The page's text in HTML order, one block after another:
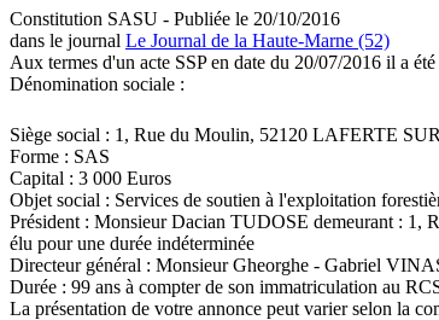
Constitution SASU - Publiée le 20/10/2016
dans le journal Le Journal de la Haute-Marne (52)
Aux termes d'un acte SSP en date du 20/07/2016 il a
Dénomination sociale :
Siège social : 1, Rue du Moulin, 52120 LAFERTE
Forme : SAS
Capital : 3 000 Euros
Objet social : Services de soutien à l'exploitation
Président : Monsieur Dacian TUDOSE demeurant :
élu pour une durée indéterminée
Directeur général : Monsieur Gheorghe - Gabriel
Durée : 99 ans à compter de son immatriculation au
La présentation de votre annonce peut varier selon la